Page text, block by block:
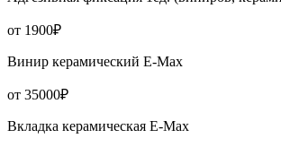
от 1900₽
Винир керамический Е-Мах
от 35000₽
Вкладка керамическая Е-Мах